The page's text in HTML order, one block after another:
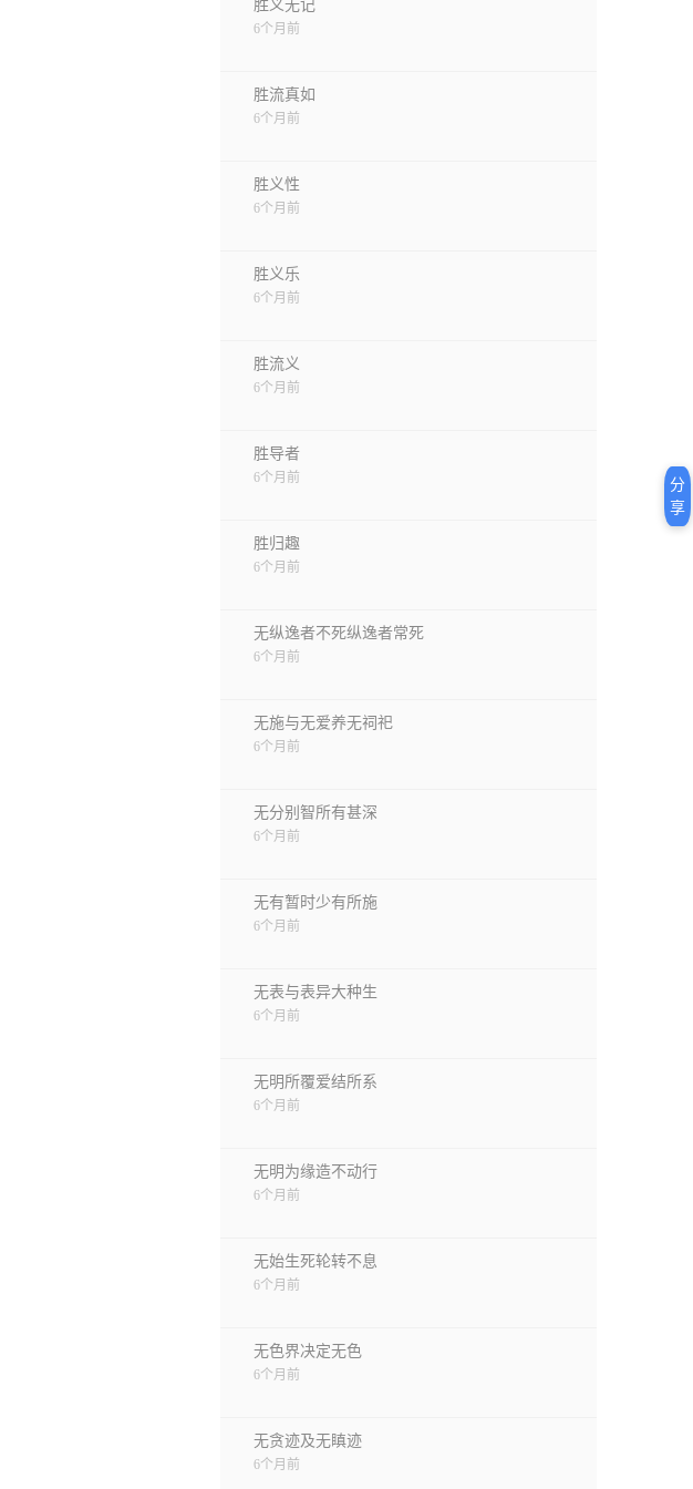
胜义无记
6个月前
胜流真如
6个月前
胜义性
6个月前
胜义乐
6个月前
胜流义
6个月前
胜导者
6个月前
胜归趣
6个月前
无纵逸者不死纵逸者常死
6个月前
无施与无爱养无祠祀
6个月前
无分别智所有甚深
6个月前
无有暂时少有所施
6个月前
无表与表异大种生
6个月前
无明所覆爱结所系
6个月前
无明为缘造不动行
6个月前
无始生死轮转不息
6个月前
无色界决定无色
6个月前
无贪迹及无瞋迹
6个月前
分
享